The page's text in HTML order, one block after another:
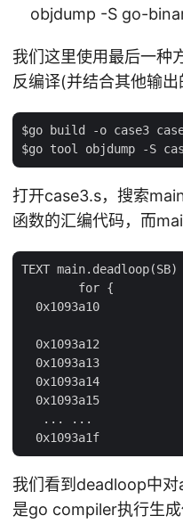
objdump -S go-
我们这里使用最后一
反编译(并结合其他输出
$go build -o case3
打开case3.s，搜索
函数的汇编代码，而
TEXT
        for {
0x1093a10
0x1093a12
0x1093a13
0x1093a14
0x1093a15
   ... ...
我们看到deadloop中
是go compiler执行生